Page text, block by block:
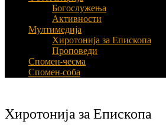
Богослужења
Активности
Мултимедија
Хиротонија за Епископа
Проповеди
Спомен-чесма
Спомен-соба
Хиротонија за Епископа